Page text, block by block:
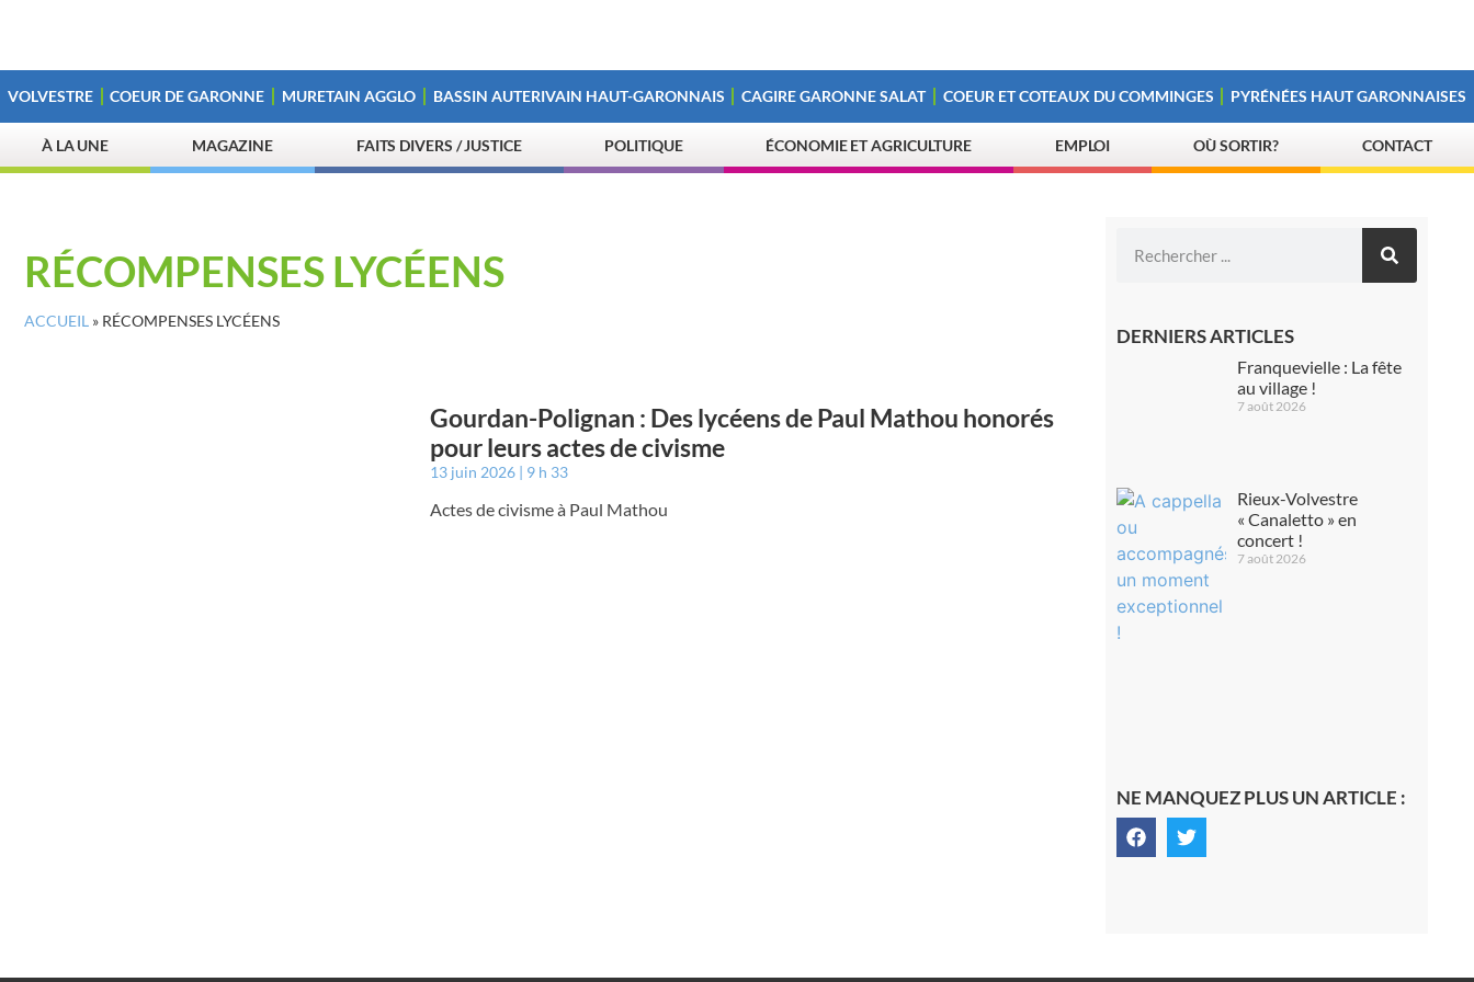
VOLVESTRE COEUR DE GARONNE MURETAIN AGGLO BASSIN AUTERIVAIN HAUT-GARONNAIS CAGIRE GARONNE SALAT COEUR ET COTEAUX DU COMMINGES PYRÉNÉES HAUT GARONNAISES
À LA UNE MAGAZINE FAITS DIVERS / JUSTICE POLITIQUE ÉCONOMIE ET AGRICULTURE EMPLOI OÙ SORTIR? CONTACT
RÉCOMPENSES LYCÉENS
ACCUEIL » RÉCOMPENSES LYCÉENS
Gourdan-Polignan : Des lycéens de Paul Mathou honorés
pour leurs actes de civisme
13 juin 2026 9 h 33
Actes de civisme à Paul Mathou
DERNIERS ARTICLES
Franquevielle : La fête
au village !
7 août 2026
Rieux-Volvestre
« Canaletto » en
concert !
7 août 2026
NE MANQUEZ PLUS UN ARTICLE :